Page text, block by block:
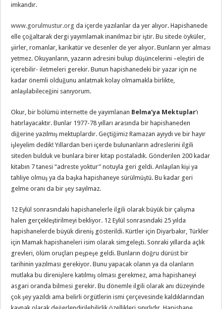
imkandır.
www.gorulmustur.org da içerde yazılanlar da yer alıyor. Hapishanede
elle çoğaltarak dergi yayımlamak inanılmaz bir iştir. Bu sitede öyküler,
şiirler, romanlar, karikatür ve desenler de yer alıyor. Bunların yer alması
yetmez. Okuyanların, yazarın adresini bulup düşüncelerini –eleştiri de
içerebilir- iletmeleri gerekir. Bunun hapishanedeki bir yazar için ne
kadar önemli olduğunu anlatmak kolay olmamakla birlikte,
anlaşılabileceğini sanıyorum.
Okur, bir bölümü internette de yayımlanan Belma’ya Mektuplar’ı
hatırlayacaktır. Bunlar 1977-78 yılları arasında bir hapishaneden
diğerine yazılmış mektuplardır. Geçtiğimiz Ramazan ayıydı ve bir hayır
işleyelim dedik! Yıllardan beri içerde bulunanların adreslerini ilgili
siteden bulduk ve bunlara birer kitap postaladık. Gönderilen 200 kadar
kitabın 7 tanesi “adreste yoktur” notuyla geri geldi. Anlaşılan kişi ya
tahliye olmuş ya da başka hapishaneye sürülmüştü. Bu kadar geri
gelme oranı da bir şey sayılmaz.
12 Eylül sonrasındaki hapishanelerle ilgili olarak büyük bir çalışma
halen gerçekleştirilmeyi bekliyor. 12 Eylül sonrasındaki 25 yılda
hapishanelerde büyük direniş gösterildi. Kürtler için Diyarbakır, Türkler
için Mamak hapishaneleri isim olarak simgeleşti. Sonraki yıllarda açlık
grevleri, ölüm oruçları peşpeşe geldi. Bunların doğru dürüst bir
tarihinin yazılması gerekiyor. Bunu yapacak olanın ya da olanların
mutlaka bu direnişlere katılmış olması gerekmez, ama hapishaneyi
asgari oranda bilmesi gerekir. Bu dönemle ilgili olarak anı düzeyinde
çok şey yazıldı ama belirli örgütlerin ismi çerçevesinde kaldıklarından